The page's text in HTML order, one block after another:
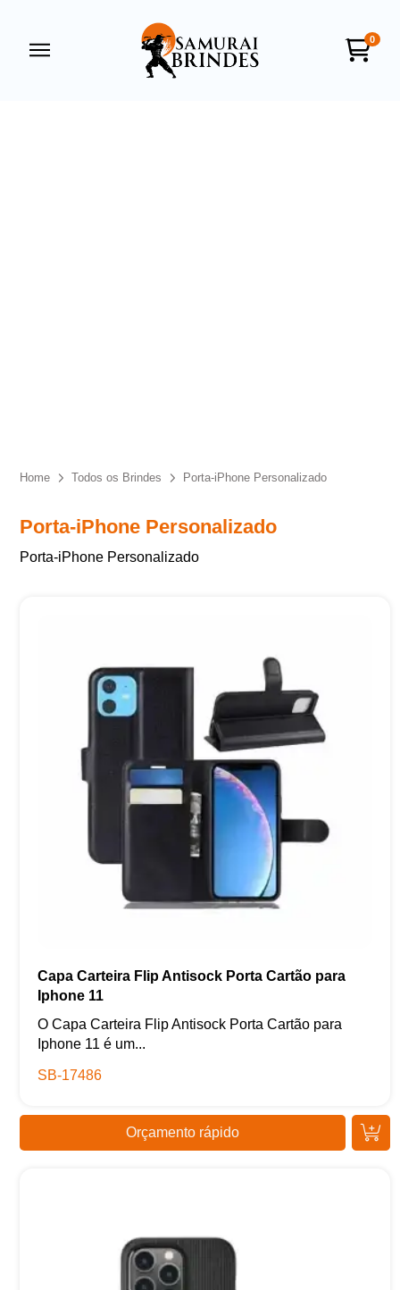
0
Home Todos os Brindes Porta-iPhone Personalizado
Porta-iPhone Personalizado
Porta-iPhone Personalizado
Capa Carteira Flip Antisock Porta Cartão para
Iphone 11
O Capa Carteira Flip Antisock Porta Cartão para
Iphone 11 é um...
SB-17486
Orçamento rápido
Samurai Brindes
sua privacidade, utilizaremos seus dados apenas para fins
de marketing. Você pode alterar suas preferências a
Iniciar conversa